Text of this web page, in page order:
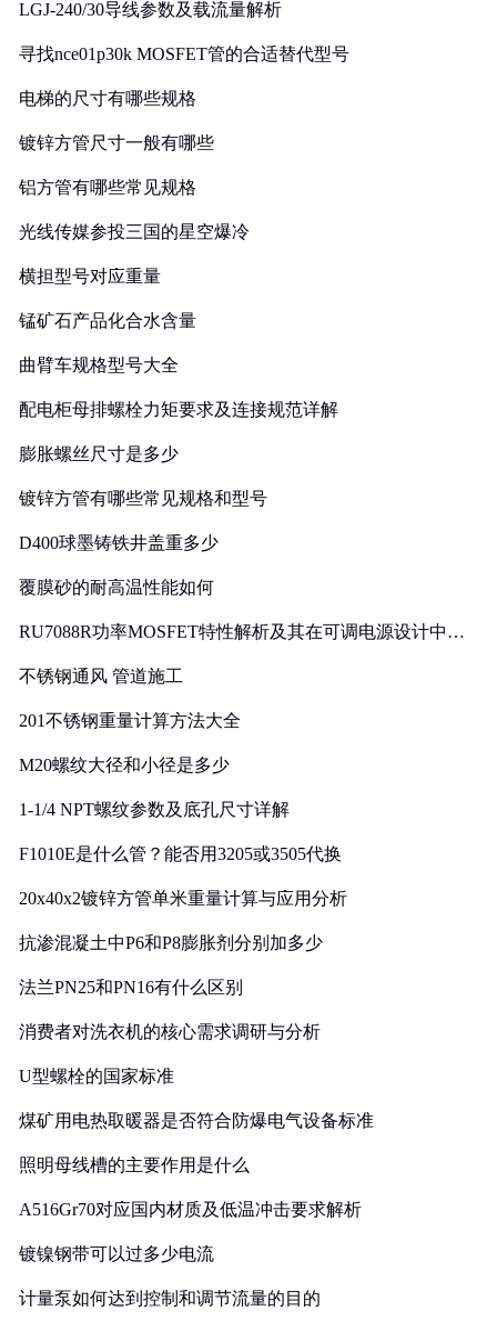
LGJ-240/30导线参数及载流量解析
寻找nce01p30k MOSFET管的合适替代型号
电梯的尺寸有哪些规格
镀锌方管尺寸一般有哪些
铝方管有哪些常见规格
光线传媒参投三国的星空爆冷
横担型号对应重量
锰矿石产品化合水含量
曲臂车规格型号大全
配电柜母排螺栓力矩要求及连接规范详解
膨胀螺丝尺寸是多少
镀锌方管有哪些常见规格和型号
D400球墨铸铁井盖重多少
覆膜砂的耐高温性能如何
RU7088R功率MOSFET特性解析及其在可调电源设计中的
不锈钢通风 管道施工
201不锈钢重量计算方法大全
M20螺纹大径和小径是多少
1-1/4 NPT螺纹参数及底孔尺寸详解
F1010E是什么管？能否用3205或3505代换
20x40x2镀锌方管单米重量计算与应用分析
抗渗混凝土中P6和P8膨胀剂分别加多少
法兰PN25和PN16有什么区别
消费者对洗衣机的核心需求调研与分析
U型螺栓的国家标准
煤矿用电热取暖器是否符合防爆电气设备标准
照明母线槽的主要作用是什么
A516Gr70对应国内材质及低温冲击要求解析
镀镍钢带可以过多少电流
计量泵如何达到控制和调节流量的目的